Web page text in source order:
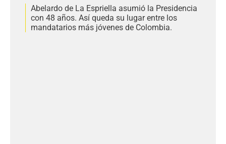
Abelardo de La Espriella asumió la Presidencia
con 48 años. Así queda su lugar entre los
mandatarios más jóvenes de Colombia.